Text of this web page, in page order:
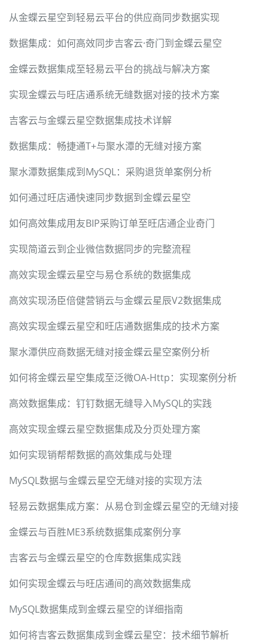
从金蝶云星空到轻易云平台的供应商同步数据实现
数据集成：如何高效同步吉客云·奇门到金蝶云星空
金蝶云数据集成至轻易云平台的挑战与解决方案
实现金蝶云与旺店通系统无缝数据对接的技术方案
吉客云与金蝶云星空数据集成技术详解
数据集成：畅捷通T+与聚水潭的无缝对接方案
聚水潭数据集成到MySQL：采购退货单案例分析
如何通过旺店通快速同步数据到金蝶云星空
如何高效集成用友BIP采购订单至旺店通企业奇门
实现简道云到企业微信数据同步的完整流程
高效实现金蝶云星空与易仓系统的数据集成
高效实现汤臣倍健营销云与金蝶云星辰V2数据集成
高效实现金蝶云星空和旺店通数据集成的技术方案
聚水潭供应商数据无缝对接金蝶云星空案例分析
如何将金蝶云星空集成至泛微OA-Http：实现案例分析
高效数据集成：钉钉数据无缝导入MySQL的实践
高效实现金蝶云星空数据集成及分页处理方案
如何实现销帮帮数据的高效集成与处理
MySQL数据与金蝶云星空无缝对接的实现方法
轻易云数据集成方案：从易仓到金蝶云星空的无缝对接
金蝶云与百胜ME3系统数据集成案例分享
吉客云与金蝶云星空的仓库数据集成实践
如何实现金蝶云与旺店通间的高效数据集成
MySQL数据集成到金蝶云星空的详细指南
如何将吉客云数据集成到金蝶云星空：技术细节解析